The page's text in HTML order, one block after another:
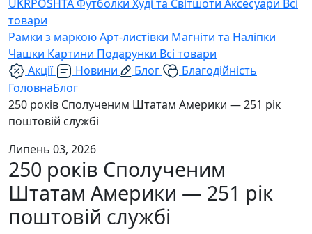
UKRPOSHTAФутболки Худі та Світшоти Аксесуари Всі
товари
Рамки з маркоюАрт-листівки Магніти та Наліпки
Чашки Картини Подарунки Всі товари
Акції
Новини Блог
Благодійність
ГоловнаБлог
250 років Сполученим Штатам Америки — 251 рік
поштовій службі
Липень 03, 2026
250 років Сполученим
Штатам Америки — 251 рік
поштовій службі